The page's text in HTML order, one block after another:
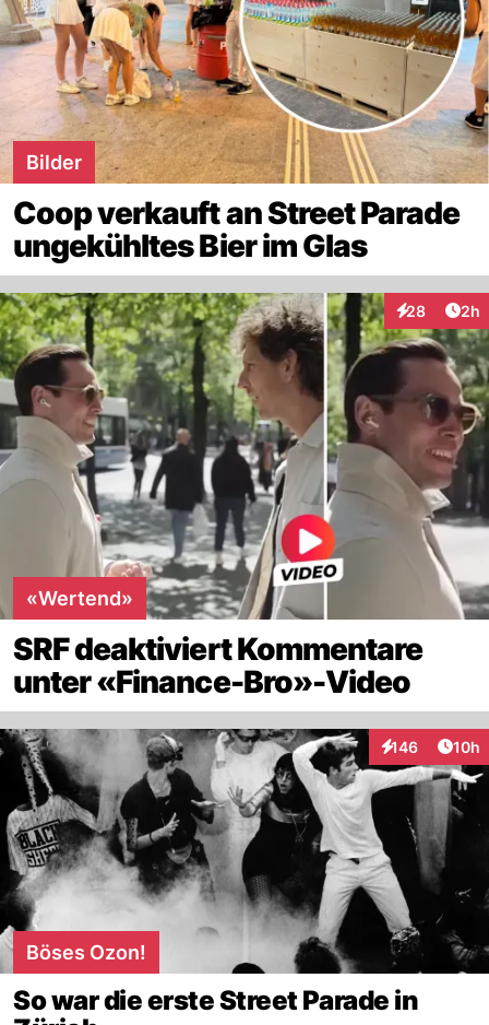
Bilder
Coop verkauft an Street Parade
ungekühltes Bier im Glas
28
Interaktionen
2h
«Wertend»
SRF deaktiviert Kommentare
unter «Finance-Bro»-Video
146
Interaktionen
10h
Böses Ozon!
So war die erste Street Parade in